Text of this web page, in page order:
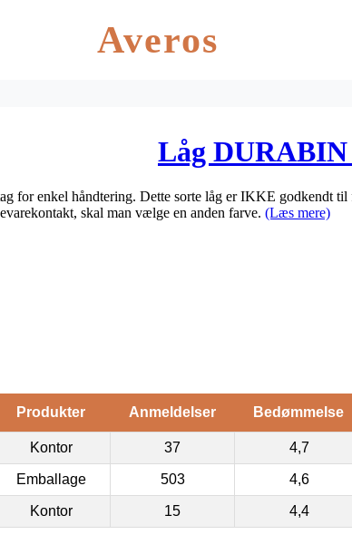
Averos
Låg
for enkel håndtering. Dette sorte låg er IKKE godkendt til
skal man vælge en anden farve. (Læs mere)
Produkter Anmeldelser Bedømmelse
Kontor 37 4,7
Emballage 503 4,6
Kontor 15 4,4